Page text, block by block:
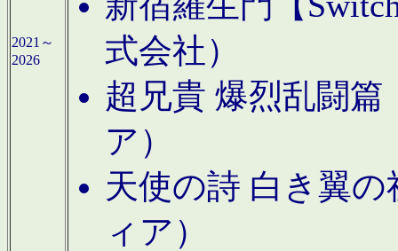
2021～
2026
式会社）
超兄貴 爆烈乱闘篇
ア）
天使の詩 白き翼
ィア）